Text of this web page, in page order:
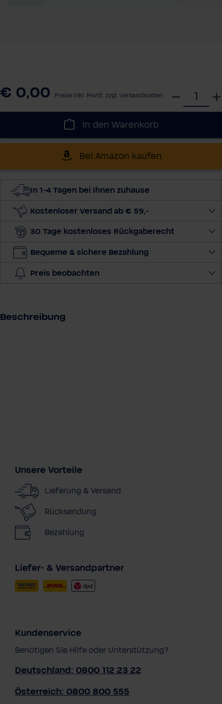
€ 0,00 Preise inkl. MwSt. zzgl. Versandkosten
W
e
n
a
s
In den Warenkorb
Bei Amazon kaufen
In 1-4 Tagen bei Ihnen zuhause
Kostenloser Versand ab € 59,-
30 Tage kostenloses Rückgaberecht
Bequeme & sichere Bezahlung
Preis beobachten
Beschreibung
Unsere Vorteile
Lieferung & Versand
Rücksendung
Bezahlung
Liefer- & Versandpartner
Kundenservice
Benötigen Sie Hilfe oder Unterstützung?
Deutschland: 0800 112 23 22
Österreich: 0800 800 555